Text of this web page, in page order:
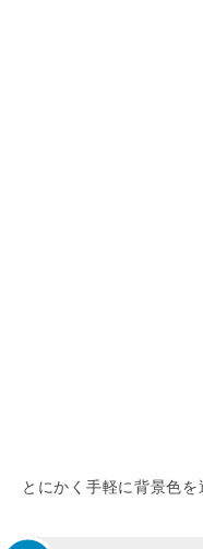
とにかく手軽に背景色